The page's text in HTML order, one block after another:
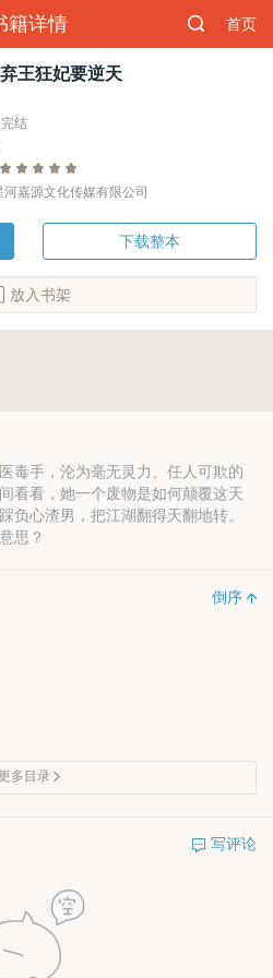
籍详情 首页
王狂妃要逆天
结
嘉源文化传媒有限公司
下载整本
放入书架
手，沦为毫无灵力、任人可欺的
看看，她一个废物是如何颠覆这天
负心渣男，把江湖翻得天翻地转。
思？
倒序
多目录
写评论